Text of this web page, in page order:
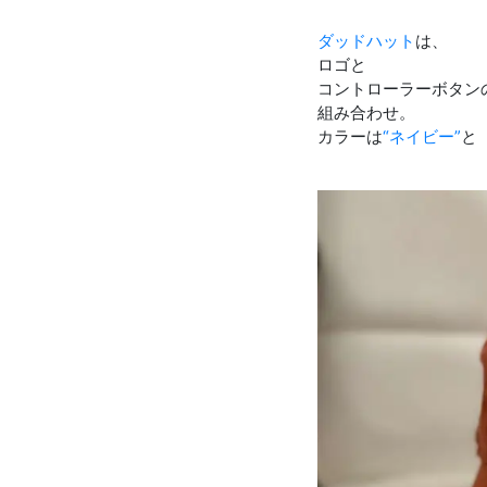
ダッドハット は、
ロゴと
コントローラーボタン
組み合わせ。
カラーは“ネイビー”と